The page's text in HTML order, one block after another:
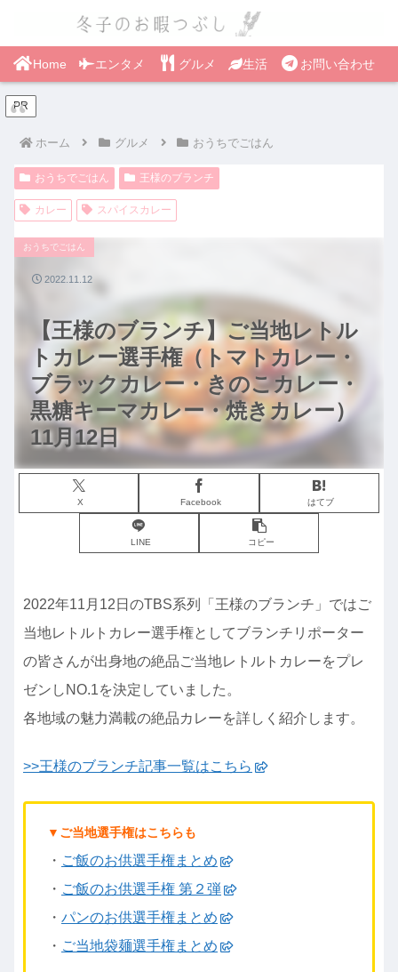
Home エンタメ グルメ 生活 お問い合わせ
PR
ホーム グルメ おうちでごはん
おうちでごはん 王様のブランチ
カレー スパイスカレー
【王様のブランチ】ご当地レトル
トカレー選手権（トマトカレー・
ブラックカレー・きのこカレー・
黒糖キーマカレー・焼きカレー）
11月12日
おうちでごはん
X Facebook はてブ
LINE コピー
2022.11.12
2022年11月12日のTBS系列「王様のブランチ」ではご
当地レトルトカレー選手権としてブランチリポーター
の皆さんが出身地の絶品ご当地レトルトカレーをプレ
ゼンしNO.1を決定していました。
各地域の魅力満載の絶品カレーを詳しく紹介します。
>>王様のブランチ記事一覧はこちら
▼ご当地選手権はこちらも
・ ご飯のお供選手権まとめ
・ ご飯のお供選手権 第２弾
・ パンのお供選手権まとめ
・ ご当地袋麺選手権まとめ